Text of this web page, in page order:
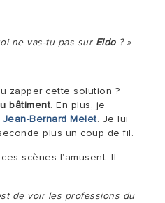
ne vas-tu pas sur Eldo ? »
zapper cette solution ?
bâtiment. En plus, je
Jean-Bernard Melet. Je lui
plus un coup de fil.
scènes l’amusent. Il
de voir les professions du